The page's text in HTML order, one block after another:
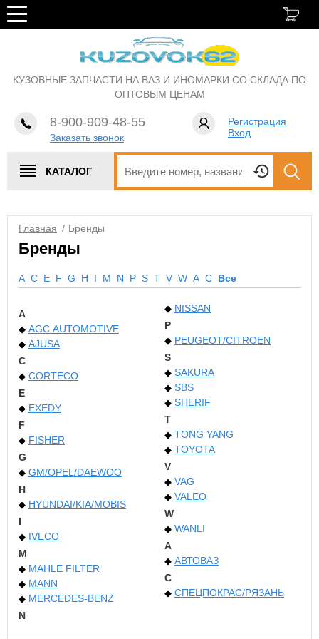
КУЗОВНЫЕ ЗАПЧАСТИ НА ВАЗ И ИНОМАРКИ СО СКЛАДА ПО
ОПТОВЫМ ЦЕНАМ
8-900-909-48-55
Заказать звонок
Регистрация
Вход
КАТАЛОГ
Главная / Бренды
Бренды
A C E F G H I M N P S T V W А С Все
A
AGC AUTOMOTIVE
AJUSA
C
CORTECO
E
EXEDY
F
FISHER
G
GM/OPEL/DAEWOO
H
HYUNDAI/KIA/MOBIS
I
IVECO
M
MAHLE FILTER
MANN
MERCEDES-BENZ
N
NISSAN
P
PEUGEOT/CITROEN
S
SAKURA
SBS
SHERIF
T
TONG YANG
TOYOTA
V
VAG
VALEO
W
WANLI
А
АВТОВАЗ
С
СПЕЦПОКРАС/РЯЗАНЬ